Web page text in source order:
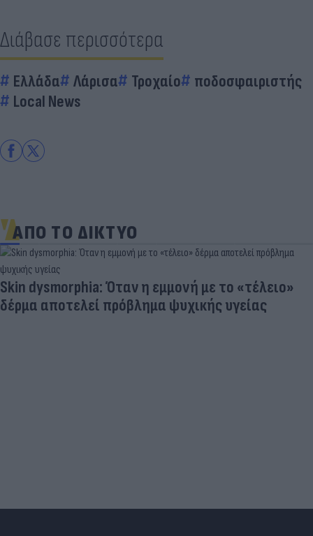
Διάβασε περισσότερα
Ελλάδα Λάρισα Τροχαίο
ποδοσφαιριστής
Local News
ΑΠΟ ΤΟ ΔΙΚΤΥΟ
Skin dysmorphia: Όταν η εμμονή με το «τέλειο»
δέρμα αποτελεί πρόβλημα ψυχικής υγείας